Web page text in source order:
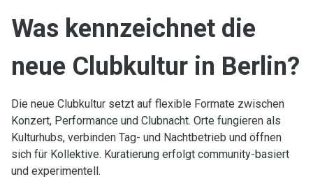
Was kennzeichnet die
neue Clubkultur in Berlin?
Die neue Clubkultur setzt auf flexible Formate zwischen
Konzert, Performance und Clubnacht. Orte fungieren als
Kulturhubs, verbinden Tag- und Nachtbetrieb und öffnen
sich für Kollektive. Kuratierung erfolgt community-basiert
und experimentell.